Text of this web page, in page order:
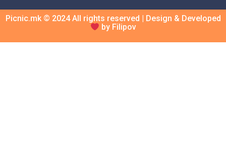
Picnic.mk © 2024 All rights reserved | Design & Developed
by Filipov